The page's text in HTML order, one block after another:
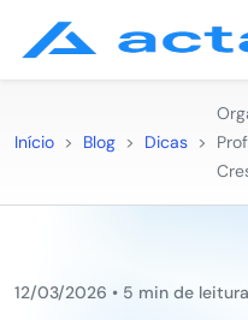
Início > Blog > Dicas >
12/03/2026 • 5 min de leitura